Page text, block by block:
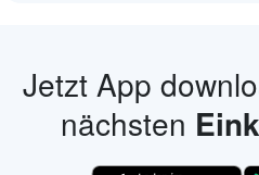
Jetzt App
nächsten